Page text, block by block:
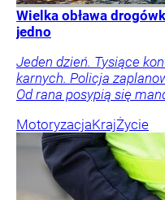
Wielka obława
jedno
Jeden dzień. Tysiące
karnych. Policja
Od rana posypią się
MotoryzacjaKrajŻycie